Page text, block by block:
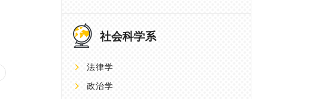
社会科学系
法律学
政治学